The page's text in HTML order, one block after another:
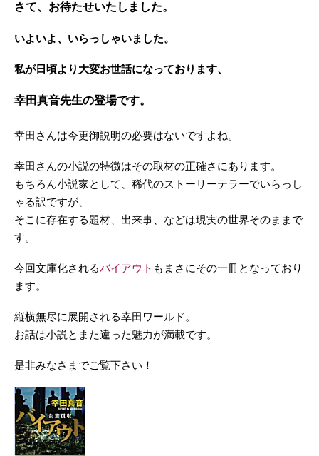
さて、お待たせいたしました。
いよいよ、いらっしゃいました。
私が日頃より大変お世話になっております、
幸田真音先生の登場です。
幸田さんは今更御説明の必要はないですよね。
幸田さんの小説の特徴はその取材の正確さにあります。
もちろん小説家として、稀代のストーリーテラーでいらっし
ゃる訳ですが、
そこに存在する題材、出来事、などは現実の世界そのままで
す。
今回文庫化されるバイアウト もまさにその一冊となっており
ます。
縦横無尽に展開される幸田ワールド。
お話は小説とまた違った魅力が満載です。
是非みなさまでご覧下さい！